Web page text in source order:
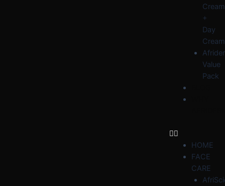
Cream
+
Day
Cream
Value
Pack
HOME
FACE
CARE